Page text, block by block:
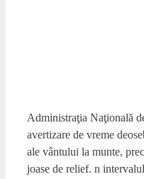
Administraţia Naţională
avertizare de vreme
ale vântului la munte,
joase de relief. n